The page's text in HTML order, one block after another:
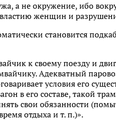
а не окружение, ибо
женщин и
становится
к своему поезду и
Адекватный
условия его
в его составе, такой
свои обязанности
отдыха и т. п.)».